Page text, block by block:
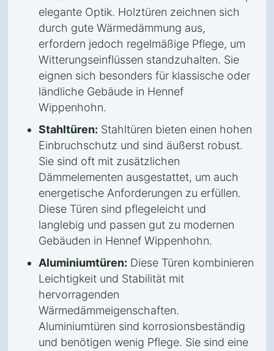
elegante Optik. Holztüren zeichnen sich
durch gute Wärmedämmung aus,
erfordern jedoch regelmäßige Pflege, um
Witterungseinflüssen standzuhalten. Sie
eignen sich besonders für klassische oder
ländliche Gebäude in Hennef
Wippenhohn.
Stahltüren: Stahltüren bieten einen hohen
Einbruchschutz und sind äußerst robust.
Sie sind oft mit zusätzlichen
Dämmelementen ausgestattet, um auch
energetische Anforderungen zu erfüllen.
Diese Türen sind pflegeleicht und
langlebig und passen gut zu modernen
Gebäuden in Hennef Wippenhohn.
Aluminiumtüren: Diese Türen kombinieren
Leichtigkeit und Stabilität mit
hervorragenden
Wärmedämmeigenschaften.
Aluminiumtüren sind korrosionsbeständig
und benötigen wenig Pflege. Sie sind eine